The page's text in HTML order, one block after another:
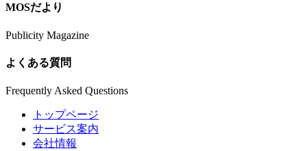
MOSだより
Publicity Magazine
よくある質問
Frequently Asked Questions
トップページ
サービス案内
会社情報